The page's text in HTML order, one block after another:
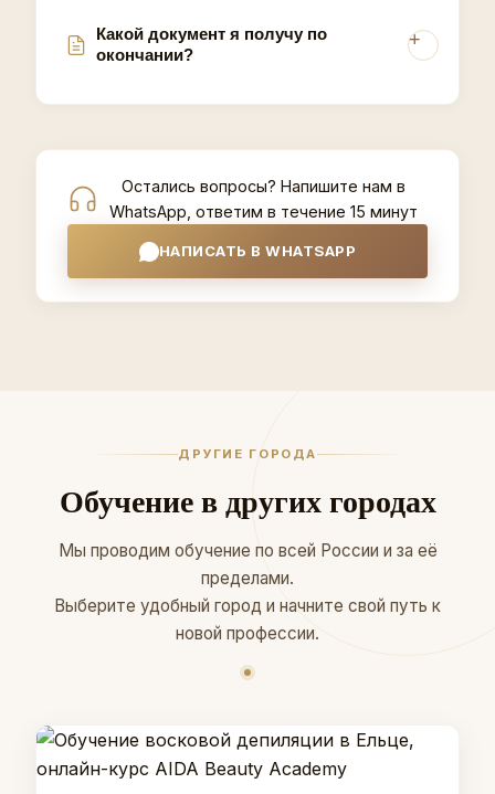
Какой документ я получу по
окончании?
Остались вопросы? Напишите нам в
WhatsApp, ответим в течение 15 минут
НАПИСАТЬ В WHATSAPP
ДРУГИЕ ГОРОДА
Обучение в других городах
Мы проводим обучение по всей России и за её
пределами.
Выберите удобный город и начните свой путь к
новой профессии.